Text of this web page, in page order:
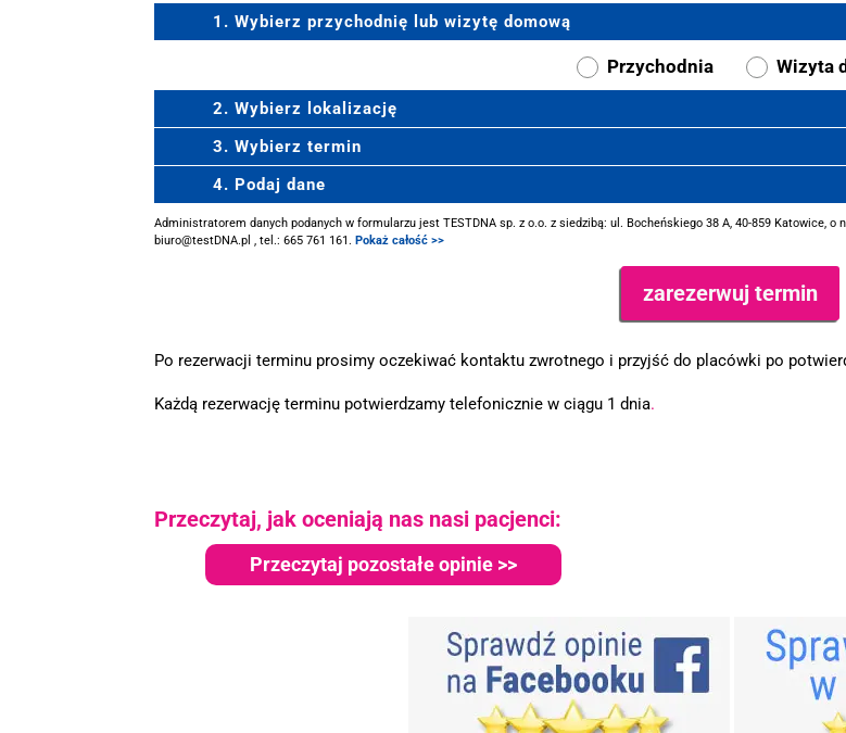
1. Wybierz przychodnię lub wizytę domową
Przychodnia Wizyta
2. Wybierz lokalizację
3. Wybierz termin
4. Podaj dane
Administratorem danych podanych w formularzu jest TESTDNA sp. z o.o. z siedzibą: ul. Bocheńskiego 38 A, 40-859 Katowice, o
biuro@testDNA.pl , tel.: 665 761 161. Pokaż całość >>
Po rezerwacji terminu prosimy oczekiwać kontaktu zwrotnego i przyjść do placówki po
Każdą rezerwację terminu potwierdzamy telefonicznie w ciągu 1 dnia.
Przeczytaj, jak oceniają nas nasi pacjenci:
Przeczytaj pozostałe opinie >>